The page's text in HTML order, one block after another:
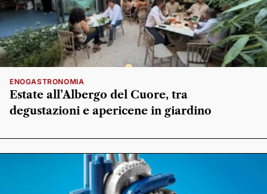
ENOGASTRONOMIA
Estate all’Albergo del Cuore, tra
degustazioni e apericene in giardino